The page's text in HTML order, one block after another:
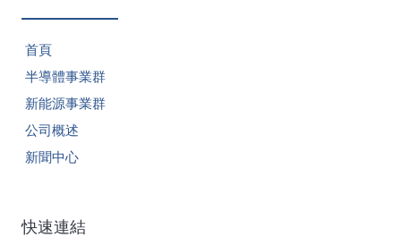
首頁
半導體事業群
新能源事業群
公司概述
新聞中心
快速連結